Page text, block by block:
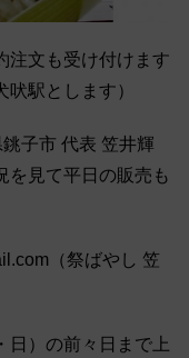
注文も受け付けます
吠駅とします）
子市 代表 笠井輝
を見て平日の販売も
（祭ばやし 笠
日）の前々日まで上